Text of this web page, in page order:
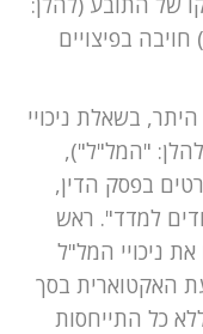
בפיצויים
היתר, בשאלת ניכויי
"המל"ל"),
בפסק הדין,
למדד". ראש
ניכויי המל"ל
האקטוארית בסך
ללא כל התייחסות